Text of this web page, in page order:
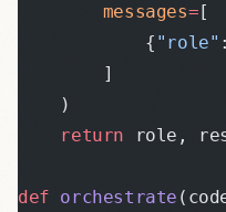
        messages
=[
            {
"role"
        ]
    )
    return
role,
def orchestrate